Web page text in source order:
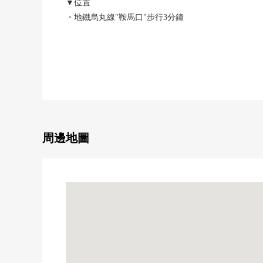
▼位置
・地鐵烏丸線"鞍馬口"步行3分鐘
▼周邊環境
周邊地圖